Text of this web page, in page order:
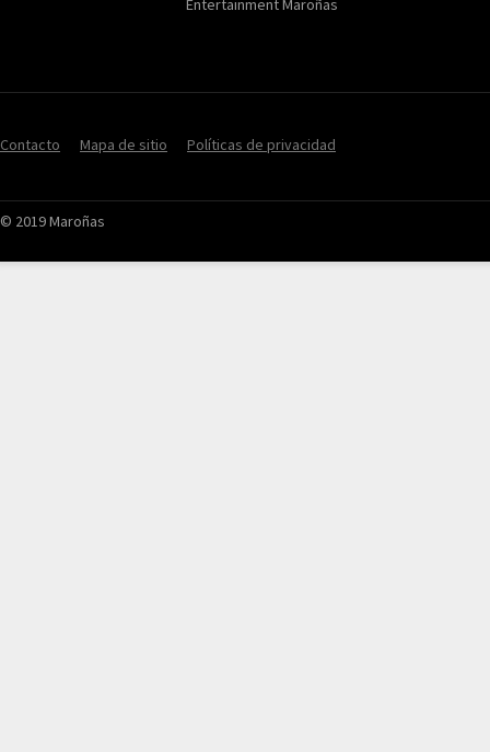
Entertainment Maroñas
Contacto Mapa de sitio Políticas de privacidad
© 2019 Maroñas